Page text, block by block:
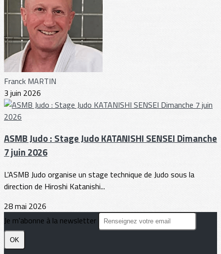
Franck MARTIN
3 juin 2026
ASMB Judo : Stage Judo KATANISHI SENSEI Dimanche
7 juin 2026
L'ASMB Judo organise un stage technique de Judo sous la
direction de Hiroshi Katanishi...
28 mai 2026
Je m'abonne à la newsletter
OK